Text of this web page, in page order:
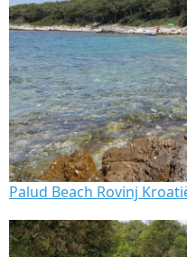
Palud Beach Rovinj